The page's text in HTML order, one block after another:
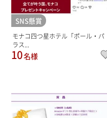
SNS懸賞
モナコ四つ星ホテル「ポール・パ
ラス...
10名様